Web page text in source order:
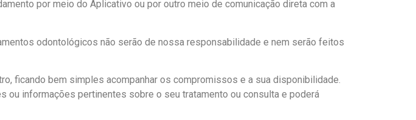
por meio do Aplicativo ou por outro meio de comunicação direta com a
odontológicos não serão de nossa responsabilidade e nem serão feitos
ficando bem simples acompanhar os compromissos e a sua disponibilidade.
informações pertinentes sobre o seu tratamento ou consulta e poderá